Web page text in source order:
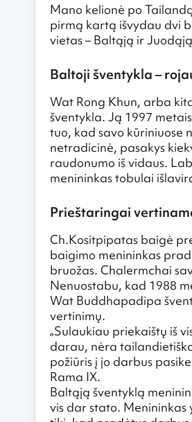
Mano kelionė po
pirmą kartą išvydau dvi
vietas – Baltąją ir
Baltoji šventykla –
Wat Rong Khun, arba
šventykla. Ją 1997
tuo, kad savo kūriniuose
netradicinė, pasakys
raudonumo iš vidaus.
menininkas tobulai
Prieštaringai
Ch.Kositpipatas baigė
baigimo menininkas
bruožas. Chalermchai
Nenuostabu, kad 1988
Wat Buddhapadipa
vertinimų.
„Sulaukiau priekaištų iš
darau, nėra
požiūris į jo darbus
Rama IX.
Baltąją šventyklą
vis dar stato.